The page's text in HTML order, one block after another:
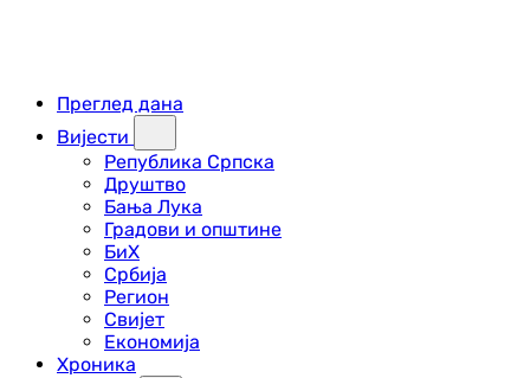
Преглед дана
Вијести
Република Српска
Друштво
Бања Лука
Градови и општине
БиХ
Србија
Регион
Свијет
Економија
Хроника